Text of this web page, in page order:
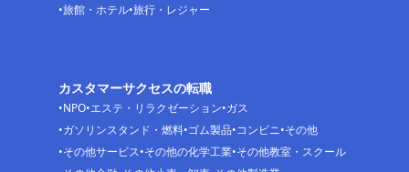
旅館・ホテル 旅行・レジャー
カスタマーサクセスの転職
NPO エステ・リラクゼーション ガス
ガソリンスタンド・燃料 ゴム製品 コンビニ その他
その他サービス その他の化学工業 その他教室・スクール